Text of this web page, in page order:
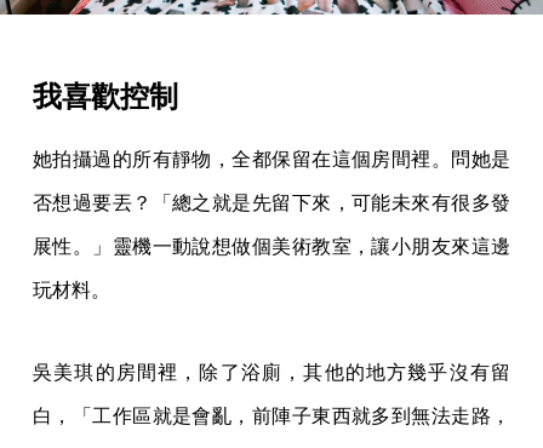
我喜歡控制
她拍攝過的所有靜物，全都保留在這個房間裡。問她是
否想過要丟？「總之就是先留下來，可能未來有很多發
展性。」靈機一動說想做個美術教室，讓小朋友來這邊
玩材料。
吳美琪的房間裡，除了浴廁，其他的地方幾乎沒有留
白，「工作區就是會亂，前陣子東西就多到無法走路，